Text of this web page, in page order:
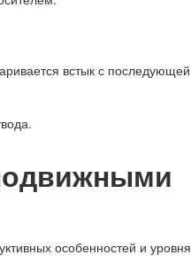
встык с последующей
особенностей и уровня